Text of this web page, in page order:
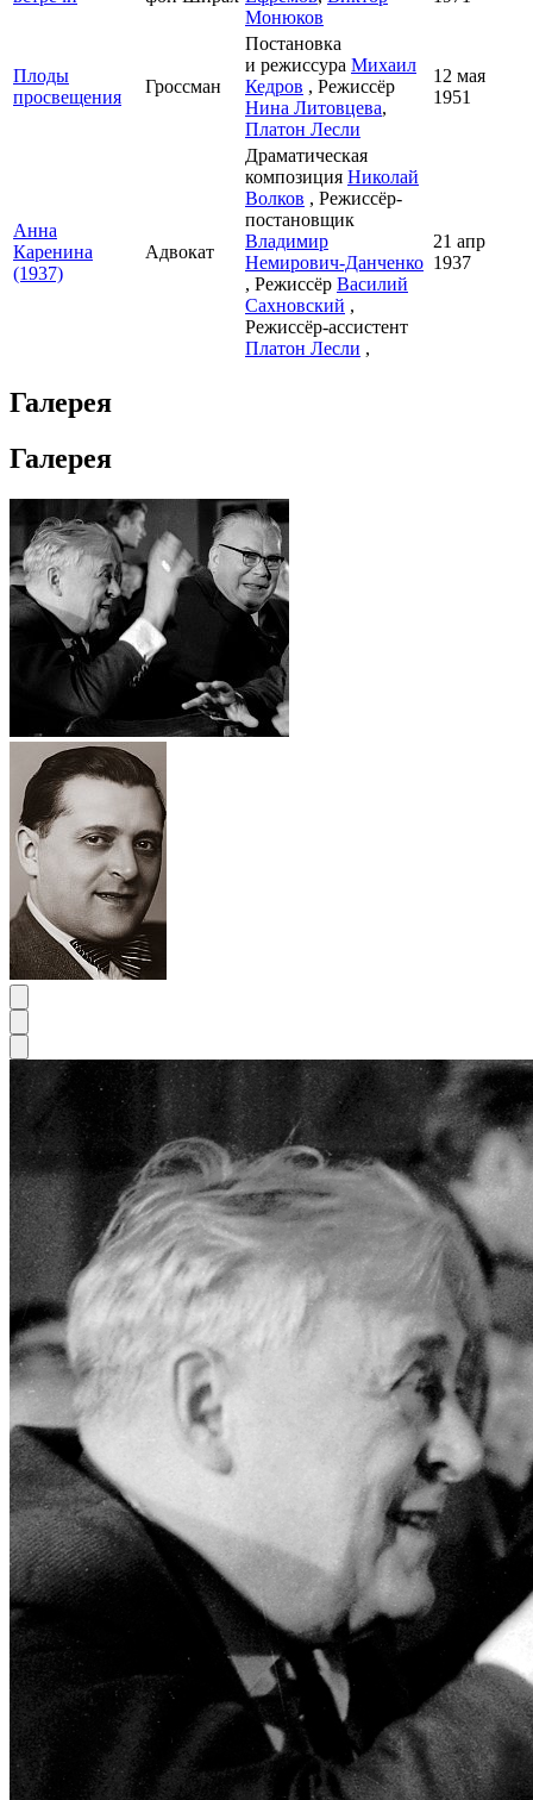
Монюков
Плоды
просвещения
Гроссман
Постановка
и режиссура Михаил
Кедров , Режиссёр
Нина Литовцева,
Платон Лесли
12 мая
1951
Анна
Каренина
(1937)
Адвокат
Драматическая
композиция Николай
Волков , Режиссёр-
постановщик
Владимир
Немирович-Данченко
, Режиссёр Василий
Сахновский ,
Режиссёр-ассистент
Платон Лесли ,
21 апр
1937
Галерея
Галерея